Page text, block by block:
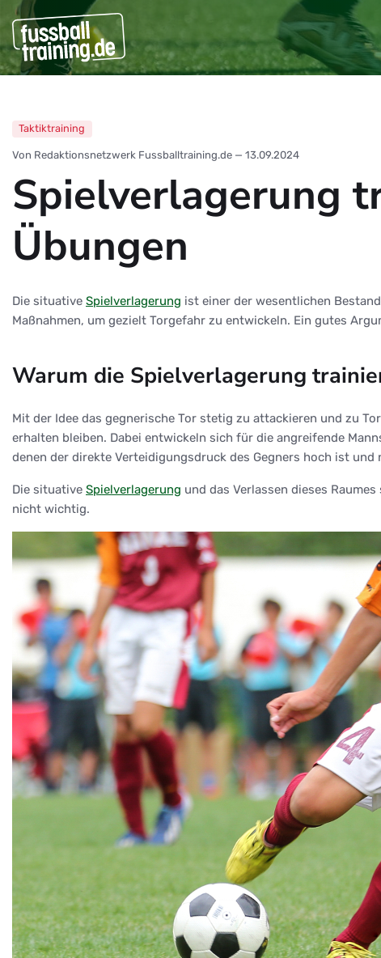
Taktiktraining
Von Redaktionsnetzwerk Fussballtraining.de — 13.09.2024
Spielverlagerung
Übungen
Die situative Spielverlagerung ist einer der wesentlichen
Maßnahmen, um gezielt Torgefahr zu entwickeln. Ein gutes
Warum die Spielverlagerung
Mit der Idee das gegnerische Tor stetig zu attackieren und zu
erhalten bleiben. Dabei entwickeln sich für die angreifende
denen der direkte Verteidigungsdruck des Gegners hoch ist
Die situative Spielverlagerung und das Verlassen dieses
nicht wichtig.